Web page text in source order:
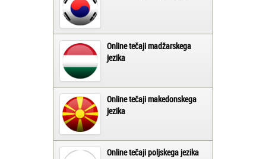
Online tečaji madžarskega
jezika
Online tečaji makedonskega
jezika
Online tečaji poljskega jezika